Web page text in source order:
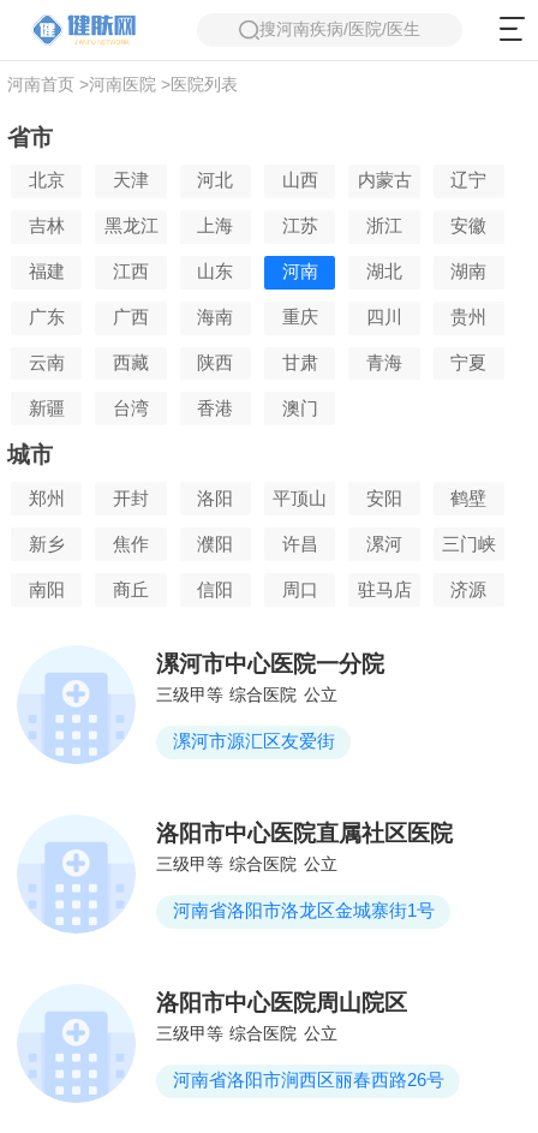
搜河南疾病/医院/医生
河南首页>河南医院 >医院列表
省市
北京 天津 河北 山西 内蒙古 辽宁
吉林 黑龙江 上海 江苏 浙江 安徽
福建 江西 山东 河南 湖北 湖南
广东 广西 海南 重庆 四川 贵州
云南 西藏 陕西 甘肃 青海 宁夏
新疆 台湾 香港 澳门
城市
郑州 开封 洛阳 平顶山 安阳 鹤壁
新乡 焦作 濮阳 许昌 漯河 三门峡
南阳 商丘 信阳 周口 驻马店 济源
漯河市中心医院一分院
三级甲等 综合医院 公立
漯河市源汇区友爱街
洛阳市中心医院直属社区医院
三级甲等 综合医院 公立
河南省洛阳市洛龙区金城寨街1号
洛阳市中心医院周山院区
三级甲等 综合医院 公立
河南省洛阳市涧西区丽春西路26号